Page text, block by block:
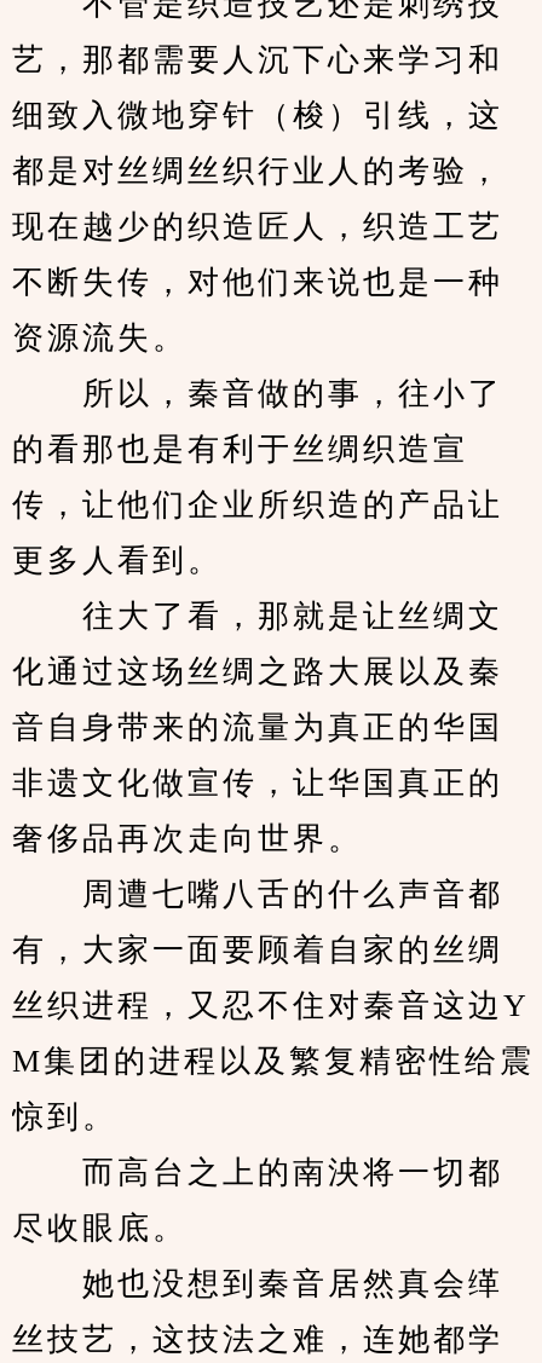
艺，那都需要人沉下心来学习和
细致入微地穿针（梭）引线，这
都是对丝绸丝织行业人的考验，
现在越少的织造匠人，织造工艺
不断失传，对他们来说也是一种
资源流失。
所以，秦音做的事，往小了
的看那也是有利于丝绸织造宣
传，让他们企业所织造的产品让
更多人看到。
往大了看，那就是让丝绸文
化通过这场丝绸之路大展以及秦
音自身带来的流量为真正的华国
非遗文化做宣传，让华国真正的
奢侈品再次走向世界。
周遭七嘴八舌的什么声音都
有，大家一面要顾着自家的丝绸
丝织进程，又忍不住对秦音这边Y
M集团的进程以及繁复精密性给震
惊到。
而高台之上的南泱将一切都
尽收眼底。
她也没想到秦音居然真会缂
丝技艺，这技法之难，连她都学